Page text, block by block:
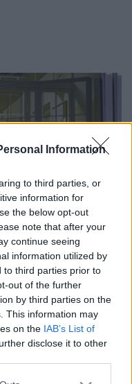
Information
to third parties, or
information for
the below opt-out
note that after your
continue seeing
information utilized by
to third parties prior to
out of the further
by third parties on the
This information may
on the IAB’s List of
disclose it to other
hátrányos
élet kapujában